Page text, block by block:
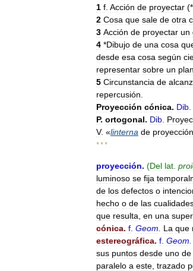
1 f Acción de proyectar (*
2 Cosa que sale de otra
3 Acción de proyectar un
4 *Dibujo de una cosa
desde esa cosa según
representar sobre un
5 Circunstancia de
repercusión
Proyección cónica. Dib
P. ortogonal. Dib
V. «linterna de proyección
* * *
proyección. (Del lat
luminoso se fija
de los defectos o
hecho o de las
que resulta en una
cónica. f Geom La que
estereográfica. f Geom
sus puntos desde uno de
paralelo a este trazado